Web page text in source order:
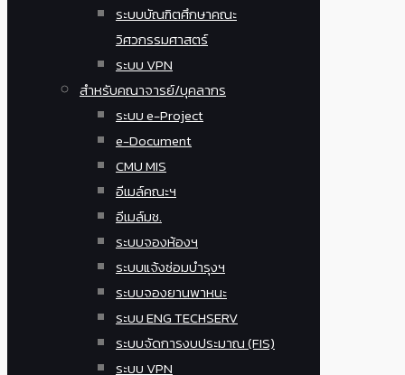
ระบบบัณฑิตศึกษาคณะ
วิศวกรรมศาสตร์
ระบบ VPN
สำหรับคณาจารย์/บุคลากร
ระบบ e-Project
e-Document
CMU MIS
อีเมล์คณะฯ
อีเมล์มช.
ระบบจองห้องฯ
ระบบแจ้งซ่อมบำรุงฯ
ระบบจองยานพาหนะ
ระบบ ENG TECHSERV
ระบบจัดการงบประมาณ (FIS)
ระบบ VPN